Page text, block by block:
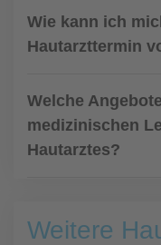
Wie kann ich
Hautarzttermin
Welche
medizinischen
Hautarztes?
Weitere